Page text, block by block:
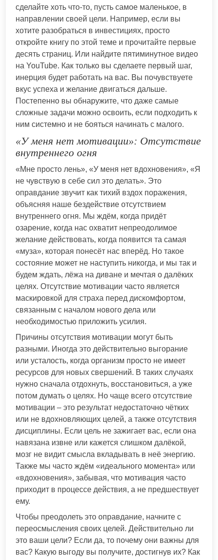
сделайте хоть что-то, пусть самое маленькое, в
направлении своей цели. Например, если вы
хотите разобраться в инвестициях, просто
откройте книгу по этой теме и прочитайте первые
десять страниц. Или найдите пятиминутное видео
на YouTube. Как только вы сделаете первый шаг,
инерция будет работать на вас. Вы почувствуете
вкус успеха и желание двигаться дальше.
Постепенно вы обнаружите, что даже самые
сложные задачи можно освоить, если подходить к
ним системно и не бояться начинать с малого.
«У меня нет мотивации»: Отсутствие
внутреннего огня
«Мне просто лень», «У меня нет вдохновения», «Я
не чувствую в себе сил это делать». Это
оправдание звучит как тихий вздох поражения,
объясняя наше бездействие отсутствием
внутреннего огня. Мы ждём, когда придёт
озарение, когда нас охватит непреодолимое
желание действовать, когда появится та самая
«муза», которая понесёт нас вперёд. Но такое
состояние может не наступить никогда, и мы так и
будем ждать, лёжа на диване и мечтая о далёких
целях. Отсутствие мотивации часто является
маскировкой для страха перед дискомфортом,
связанным с началом нового дела или
необходимостью приложить усилия.
Причины отсутствия мотивации могут быть
разными. Иногда это действительно выгорание
или усталость, когда организм просто не имеет
ресурсов для новых свершений. В таких случаях
нужно сначала отдохнуть, восстановиться, а уже
потом думать о целях. Но чаще всего отсутствие
мотивации – это результат недостаточно чётких
или не вдохновляющих целей, а также отсутствия
дисциплины. Если цель не зажигает вас, если она
навязана извне или кажется слишком далёкой,
мозг не видит смысла вкладывать в неё энергию.
Также мы часто ждём «идеального момента» или
«вдохновения», забывая, что мотивация часто
приходит в процессе действия, а не предшествует
ему.
Чтобы преодолеть это оправдание, начните с
переосмысления своих целей. Действительно ли
это ваши цели? Если да, то почему они важны для
вас? Какую выгоду вы получите, достигнув их? Как